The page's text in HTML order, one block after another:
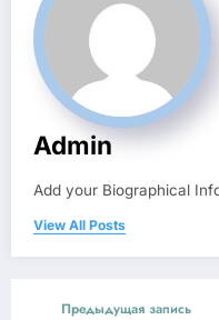
Admin
Add your Biographical
View All Posts
Предыдущая запись